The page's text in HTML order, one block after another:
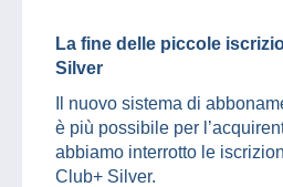
La fine delle piccole
Silver
Il nuovo sistema di
è più possibile per
abbiamo interrotto le
Club+ Silver.